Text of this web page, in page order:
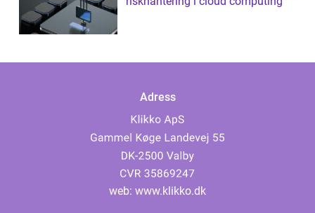
Adress
web: www.klikko.dk